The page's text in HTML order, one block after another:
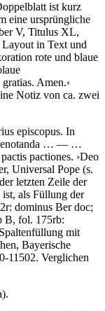
ist kurz
eine ursprüngliche
V, Titulus XL,
in Text und
rote und blaue
Amen.‹
Notiz von ca. zwei
episcopus. In
… — …
pactiones. ›Deo
Universal Pope (s.
letzten Zeile der
ist, als Füllung der
dominus Ber doc;
B, fol. 175rb:
mit
Bayerische
11502. Verglichen